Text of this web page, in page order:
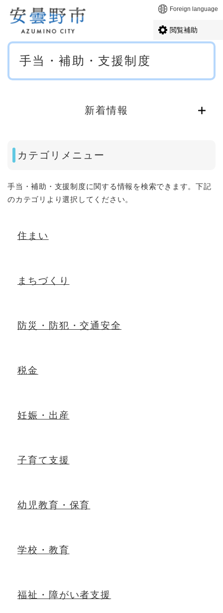
メニューを飛ばして本文へ Foreign language
閲覧補助
本
手当・補助・支援制度
新着情報
カテゴリメニュー
手当・補助・支援制度に関する情報を検索できます。下記
のカテゴリより選択してください。
住まい
まちづくり
防災・防犯・交通安全
税金
妊娠・出産
子育て支援
幼児教育・保育
学校・教育
福祉・障がい者支援